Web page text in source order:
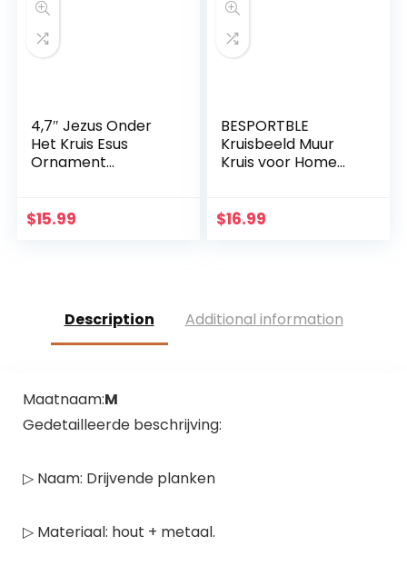
4,7″ Jezus Onder
Het Kruis Esus
Ornament
Kerstmis
$15.99
BESPORTBLE
Kruisbeeld Muur
Kruis voor Home
Kruisbeeld
$16.99
Description Additional information
Maatnaam:M
Gedetailleerde beschrijving:
▷ Naam: Drijvende planken
▷ Materiaal: hout + metaal.